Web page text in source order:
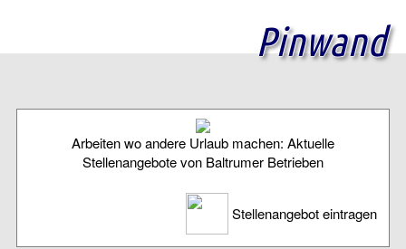
Pinwand
Arbeiten wo andere Urlaub machen: Aktuelle
Stellenangebote von Baltrumer Betrieben
Stellenangebot eintragen